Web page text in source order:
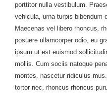
porttitor nulla vestibulum.
vehicula, urna turpis bibendum
Maecenas vel libero rhoncus,
posuere ullamcorper odio, eu
ipsum ut est euismod
mollis. Cum sociis natoque
montes, nascetur ridiculus
tortor nec, rhoncus rhoncus